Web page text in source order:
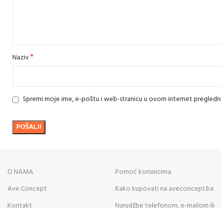
Naziv*
Spremi moje ime, e-poštu i web-stranicu u ovom internet
O NAMA
Ave Concept
Kontakt
Pomoć korisnicima
Kako kupovati na aveconcept.ba
Narudžbe telefonom, e-mailom ili